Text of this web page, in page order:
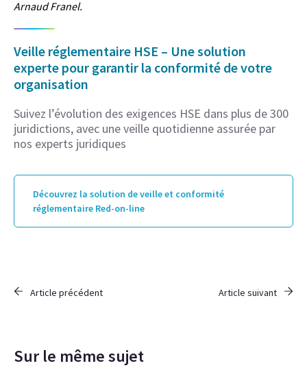
Arnaud Franel.
Veille réglementaire HSE – Une solution
experte pour garantir la conformité de votre
organisation
Suivez l’évolution des exigences HSE dans plus de 300
juridictions, avec une veille quotidienne assurée par
nos experts juridiques
Découvrez la solution de veille et conformité
réglementaire Red-on-line
Article précédent Article suivant
Sur le même sujet